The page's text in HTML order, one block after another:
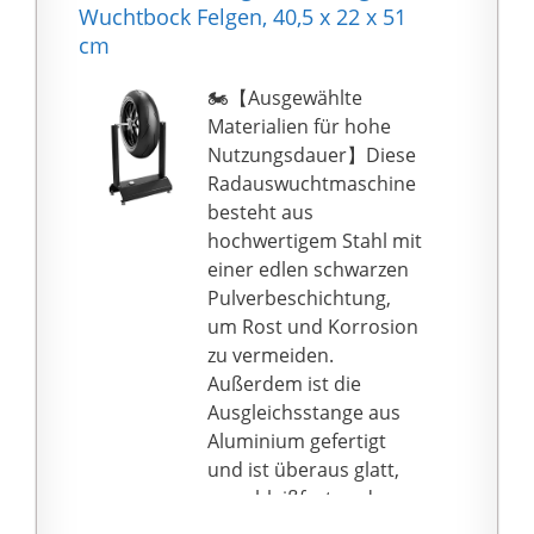
ölfreie
Luftdruckkompressor
hochwertigen
Verarbeitung sehr
wartungsarm und
besitzt zudem eine
automatische
Zuschaltung bei
Druckbedarf
✅ 𝐇𝐎𝐇𝐄𝐑
𝐐𝐔𝐀𝐋𝐈𝐓𝐀𝐄𝐓𝐒𝐒𝐓𝐀𝐍𝐃𝐀
𝐑𝐃: Unsere Premium
Geräte werden in
Deutschland entwickelt
und im Ausland nach
strengsten
Anforderungen
Wuchtbock Felgen, 40,5 x 22 x 51
cm
🏍️【Ausgewählte
Materialien für hohe
Nutzungsdauer】Diese
Radauswuchtmaschine
besteht aus
hochwertigem Stahl mit
einer edlen schwarzen
Pulverbeschichtung,
um Rost und Korrosion
zu vermeiden.
Außerdem ist die
Ausgleichsstange aus
Aluminium gefertigt
und ist überaus glatt,
verschleißfest und